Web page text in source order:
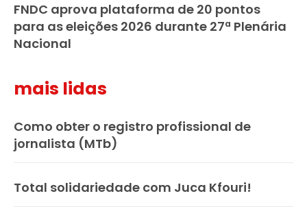
FNDC aprova plataforma de 20 pontos
para as eleições 2026 durante 27ª Plenária
Nacional
mais lidas
Como obter o registro profissional de
jornalista (MTb)
Total solidariedade com Juca Kfouri!